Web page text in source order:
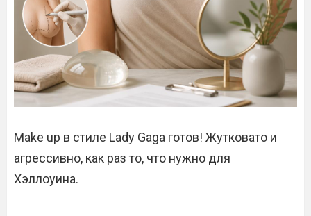
Make up в стиле Lady Gaga готов! Жутковато и
агрессивно, как раз то, что нужно для
Хэллоуина.